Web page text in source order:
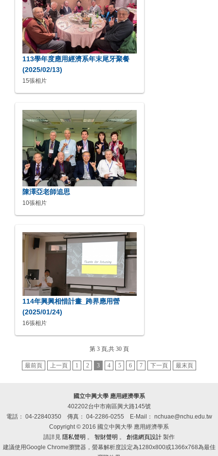
113學年度應用經濟系年末尾牙聚餐
(2025/02/13)
15張相片
陳澤亞老師追思
10張相片
114年興興相惜計畫_跨界應用營
(2025/01/24)
16張相片
第 3 頁,共 30 頁
最前頁 上一頁 1 2 3 4 5 6 7 下一頁 最末頁
國立中興大學 應用經濟學系
402202台中市南區興大路145號
電話： 04-22840350
傳真： 04-2286-0255
E-Mail： nchuae@nchu.edu.tw
Copyright © 2016 國立中興大學 應用經濟學系
請詳見 隱私聲明 。 智財聲明 。 創億網頁設計 製作
建議使用Google Chrome瀏覽器，螢幕解析度設定為1280x800或1366x768為最佳